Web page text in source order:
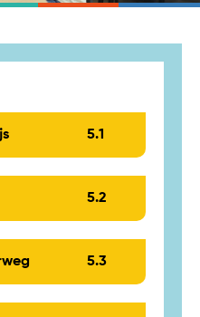
5.1
5.2
5.3